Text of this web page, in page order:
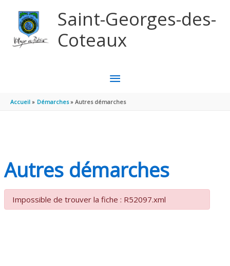
Saint-Georges-des-
Coteaux
MENU
PRINCIPAL
Accueil Démarches Autres démarches
Autres démarches
Impossible de trouver la fiche : R52097.xml